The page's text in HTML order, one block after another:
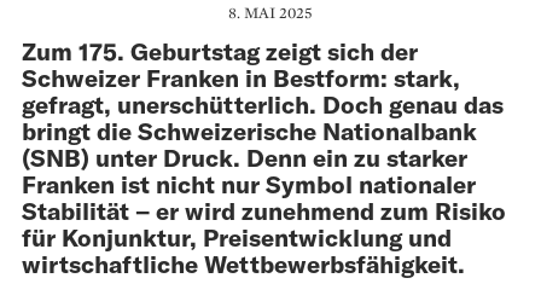
8. MAI 2025
Zum 175. Geburtstag zeigt sich der
Schweizer Franken in Bestform: stark,
gefragt, unerschütterlich. Doch genau das
bringt die Schweizerische Nationalbank
(SNB) unter Druck. Denn ein zu starker
Franken ist nicht nur Symbol nationaler
Stabilität – er wird zunehmend zum Risiko
für Konjunktur, Preisentwicklung und
wirtschaftliche Wettbewerbsfähigkeit.